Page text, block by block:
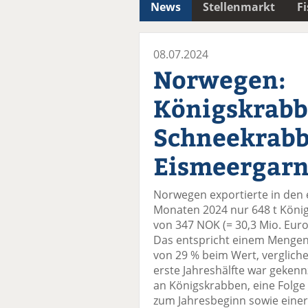
News Stellenmarkt
08.07.2024
Norwegen:
Norwegen exportierte in den
Monaten 2024 nur 648 t
von 347 NOK (= 30,3 Mio.
Das entspricht einem
von 29 % beim Wert,
erste Jahreshälfte war
an Königskrabben, eine
zum Jahresbeginn sowie